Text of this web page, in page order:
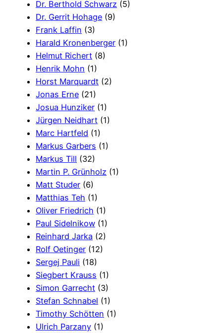
Dr. Berthold Schwarz (5)
Dr. Gerrit Hohage (9)
Frank Laffin (3)
Harald Kronenberger (1)
Helmut Richert (8)
Henrik Mohn (1)
Horst Marquardt (2)
Jonas Erne (21)
Josua Hunziker (1)
Jürgen Neidhart (1)
Marc Hartfeld (1)
Markus Garbers (1)
Markus Till (32)
Martin P. Grünholz (1)
Matt Studer (6)
Matthias Teh (1)
Oliver Friedrich (1)
Paul Sidelnikow (1)
Reinhard Jarka (2)
Rolf Oetinger (12)
Sergej Pauli (18)
Siegbert Krauss (1)
Simon Garrecht (3)
Stefan Schnabel (1)
Timothy Schötten (1)
Ulrich Parzany (1)